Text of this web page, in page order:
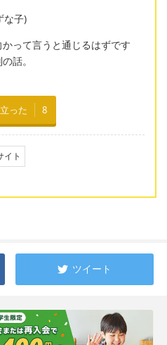
子)
って言うと通じるはずです
話。
った 8
イト
ツイート